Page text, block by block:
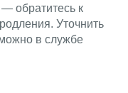
обратитесь к
Уточнить
в службе